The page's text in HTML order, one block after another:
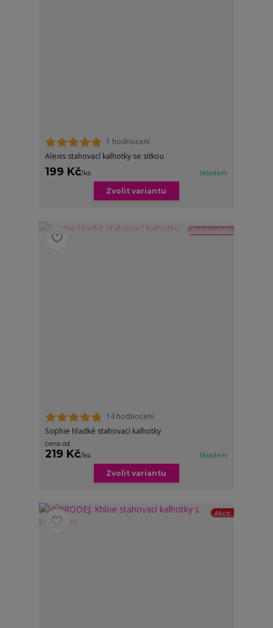
1 hodnocení
Alexis stahovací kalhotky se síťkou
199 Kč/ks Skladem
Zvolit variantu
TOP produkt
14 hodnocení
Sophie hladké stahovací kalhotky
cena od
219 Kč/ks Skladem
Zvolit variantu
Akce